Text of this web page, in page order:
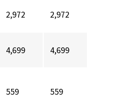
2,972 2,972
4,699 4,699
559 559